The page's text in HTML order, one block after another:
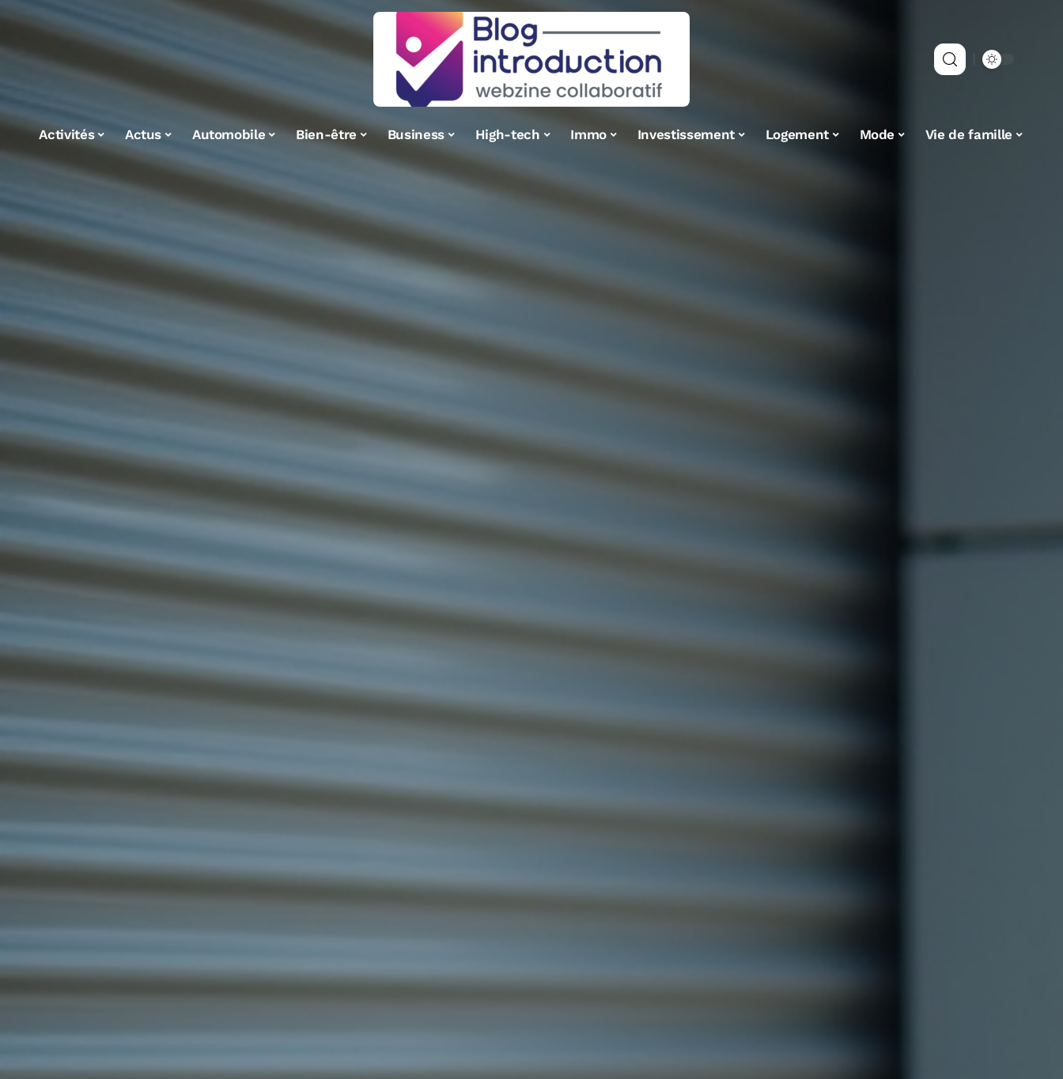
Activités Actus Automobile Bien-être Business High-tech Immo Investissement Logement Mode Vie de famille